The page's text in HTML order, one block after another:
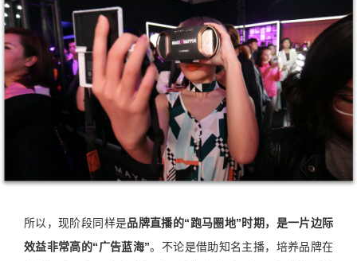
所以，现阶段同样是品牌直播的“跑马圈地”时期，是一片边际
效益非常高的“广告蓝海”。不论是借助知名主播，培养品牌在